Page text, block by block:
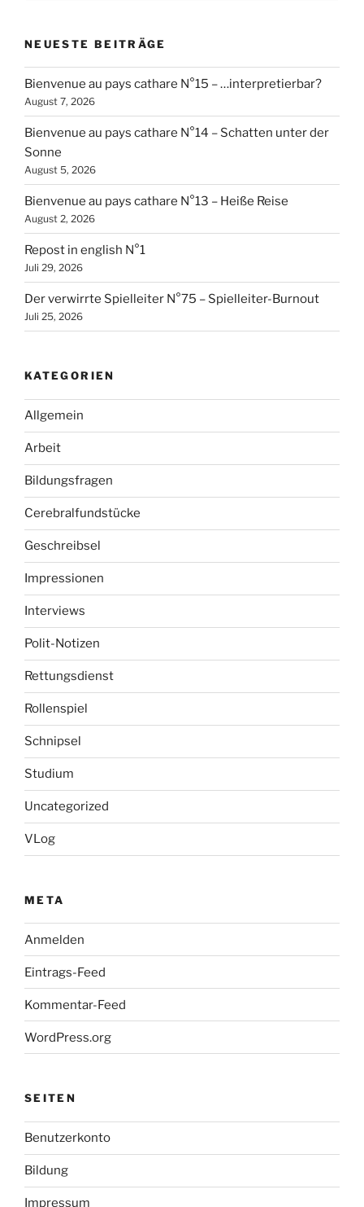
NEUESTE BEITRÄGE
Bienvenue au pays cathare N°15 – …interpretierbar?
August 7, 2026
Bienvenue au pays cathare N°14 – Schatten unter der
Sonne
August 5, 2026
Bienvenue au pays cathare N°13 – Heiße Reise
August 2, 2026
Repost in english N°1
Juli 29, 2026
Der verwirrte Spielleiter N°75 – Spielleiter-Burnout
Juli 25, 2026
KATEGORIEN
Allgemein
Arbeit
Bildungsfragen
Cerebralfundstücke
Geschreibsel
Impressionen
Interviews
Polit-Notizen
Rettungsdienst
Rollenspiel
Schnipsel
Studium
Uncategorized
VLog
META
Anmelden
Eintrags-Feed
Kommentar-Feed
WordPress.org
SEITEN
Benutzerkonto
Bildung
Impressum